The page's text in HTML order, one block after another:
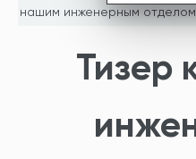
нашим инженерным
Тизер